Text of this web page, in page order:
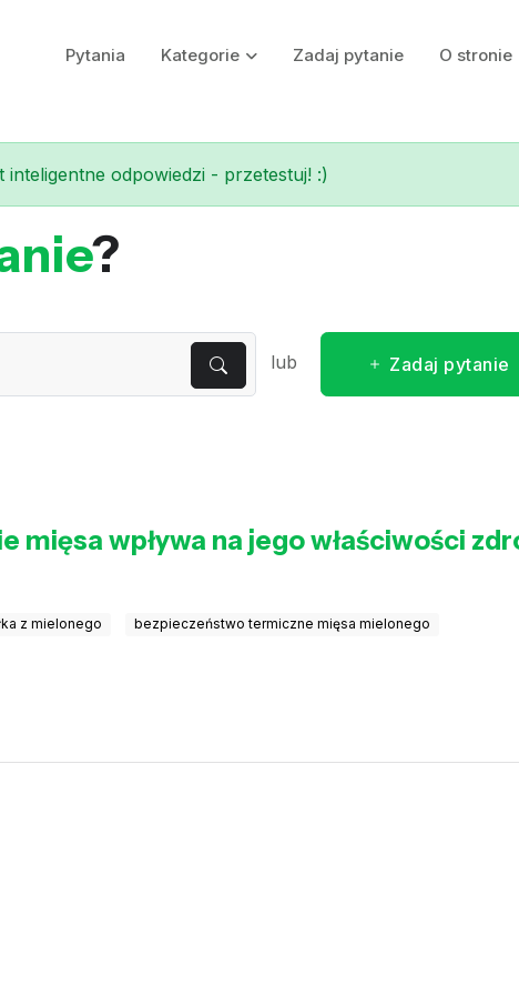
Pytania Kategorie Zadaj pytanie O stronie
odpowiedzi - przetestuj! :)
?
lub Zadaj pytanie
mięsa wpływa na jego właściwości
z mielonego bezpieczeństwo termiczne mięsa mielonego